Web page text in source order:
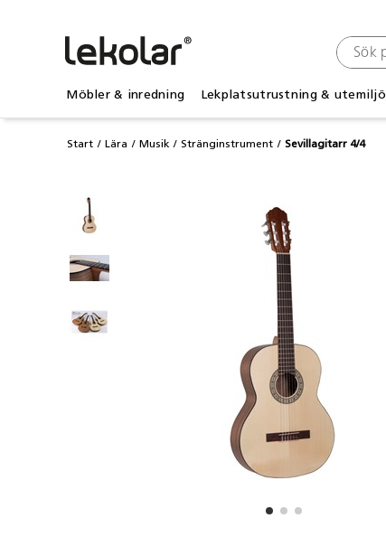
Möbler & inredning Lekplatsutrustning & utemiljö
Start Lära Musik Stränginstrument Sevillagitarr 4/4